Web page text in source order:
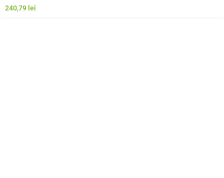
240,79 lei